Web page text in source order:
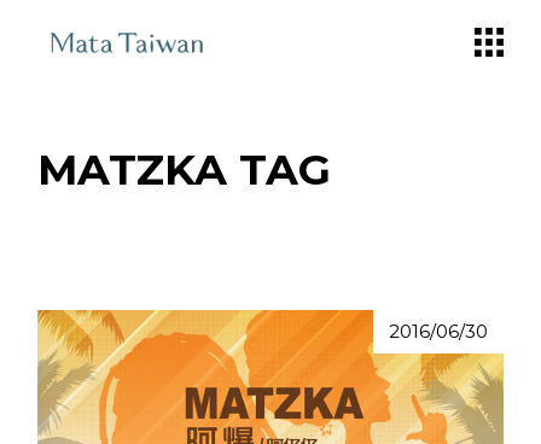
MATZKA TAG
2016/06/30